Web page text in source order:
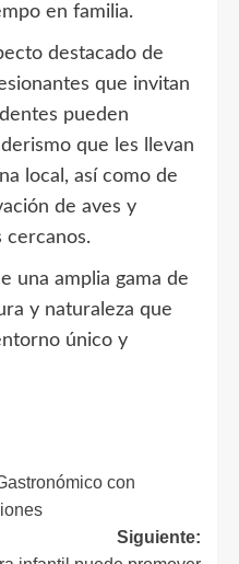
en familia.
destacado de
que invitan
pueden
que les llevan
local, así como de
de aves y
cercanos.
una amplia gama de
y naturaleza que
único y
con
Siguiente: